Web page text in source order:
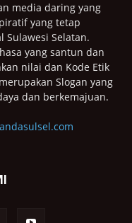
media daring yang
yang tetap
Sulawesi Selatan.
yang santun dan
nilai dan Kode Etik
Slogan yang
dan berkemajuan.